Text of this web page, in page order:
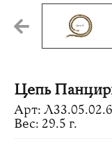
Цепь
Арт:
Вес: 29.5 г.